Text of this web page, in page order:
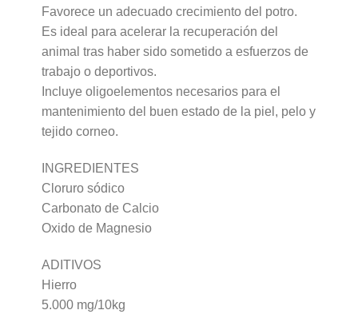
Favorece un adecuado crecimiento del potro.
Es ideal para acelerar la recuperación del
animal tras haber sido sometido a esfuerzos de
trabajo o deportivos.
Incluye oligoelementos necesarios para el
mantenimiento del buen estado de la piel, pelo y
tejido corneo.
INGREDIENTES
Cloruro sódico
Carbonato de Calcio
Oxido de Magnesio
ADITIVOS
Hierro
5.000 mg/10kg